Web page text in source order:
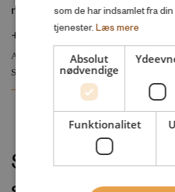
rl@rff.dk
+45 20 70 44 29
ARBEJDSMARKED OG
SKOLE OG UDDANNELSE
Seneste
som de har indsamlet fra
tjenester. Læs mere
Absolut
nødvendige
Funktionalitet